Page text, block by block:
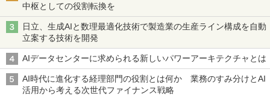
中枢としての役割転換を
日立、生成AIと数理最適化技術で製造業の生産ライン構成を自動
立案する技術を開発
AIデータセンターに求められる新しいパワーアーキテクチャとは
AI時代に進化する経理部門の役割とは何か 業務のすみ分けとAI
活用から考える次世代ファイナンス戦略